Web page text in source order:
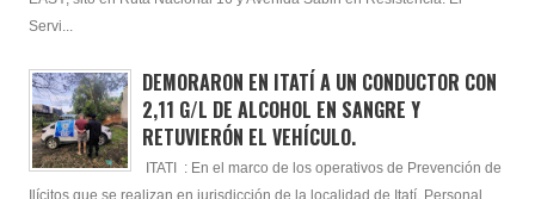
Servi...
DEMORARON EN ITATÍ A UN CONDUCTOR CON
2,11 G/L DE ALCOHOL EN SANGRE Y
RETUVIERÓN EL VEHÍCULO.
ITATI : En el marco de los operativos de Prevención de
Ilícitos que se realizan en jurisdicción de la localidad de Itatí, Personal